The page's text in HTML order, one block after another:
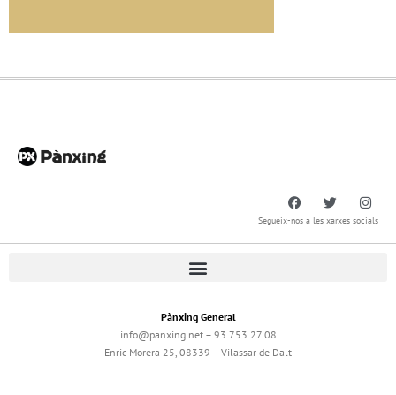
Segueix-nos a les xarxes socials
Pànxing General
info@panxing.net – 93 753 27 08
Enric Morera 25, 08339 – Vilassar de Dalt